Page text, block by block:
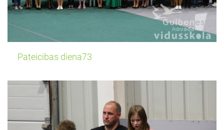
Pateicibas diena73